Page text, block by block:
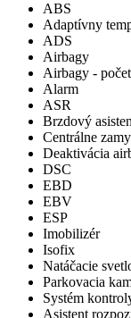
ABS
Adaptívny
ADS
Airbagy
Airbagy - počet
Alarm
ASR
Brzdový
Centrálne
Deaktivácia
DSC
EBD
EBV
ESP
Imobilizér
Isofix
Natáčacie
Parkovacia
Systém
Asistent